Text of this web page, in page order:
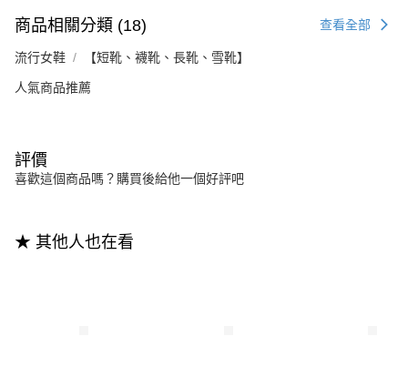
商品相關分類 (18) 查看全部
流行女鞋 【短靴、襪靴、長靴、雪靴】
人氣商品推薦
評價
喜歡這個商品嗎？購買後給他一個好評吧
★ 其他人也在看